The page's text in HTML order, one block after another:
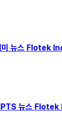
뉴스 Flotek
뉴스 Flotek